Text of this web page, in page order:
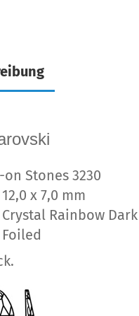
on Stones 3230
12,0 x 7,0 mm
Crystal Rainbow
Foiled